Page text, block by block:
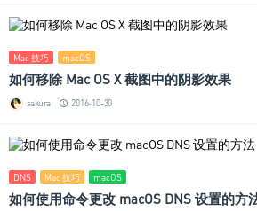
Mac 技巧 macOS
如何移除 Mac OS X 截图中的阴影效果
sakura 2016-10-30
DNS Mac 技巧 macOS
如何使用命令更改 macOS DNS 设置的方